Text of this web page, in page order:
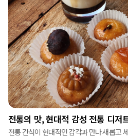
전통의 맛, 현대적 감성 전통 디저
전통 간식이 현대적인 감각과 만나 새롭고